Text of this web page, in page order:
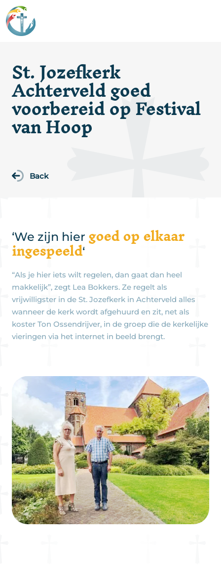
St. Jozefkerk
Achterveld goed
voorbereid op Festival
van Hoop
Back
‘We zijn hier goed op elkaar
ingespeeld‘
“Als je hier iets wilt regelen, dan gaat dan heel
makkelijk”, zegt Lea Bokkers. Ze regelt als
vrijwilligster in de St. Jozefkerk in Achterveld alles
wanneer de kerk wordt afgehuurd en zit, net als
koster Ton Ossendrijver, in de groep die de kerkelijke
vieringen via het internet in beeld brengt.